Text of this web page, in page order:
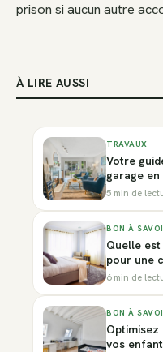
prison si aucun autre
À LIRE AUSSI
TRAVAUX
Votre
garage en
5 min de
BON À
Quelle
pour une
6 min de
BON À
Optimisez
vos